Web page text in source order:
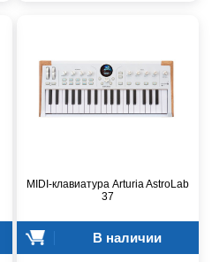
MIDI-клавиатура Arturia AstroLab
37
В наличии